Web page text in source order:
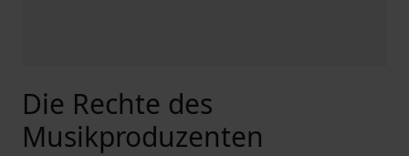
Die Rechte des
Musikproduzenten